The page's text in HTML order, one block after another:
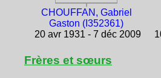
CHOUFFAN, Gabriel
Gaston (I352361)
20 avr 1931 - 7 déc 2009
Frères et sœurs